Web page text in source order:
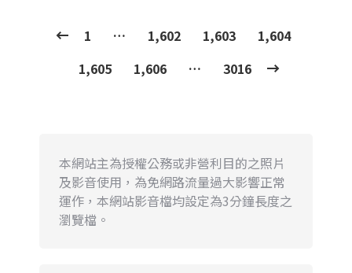
1 … 1,602 1,603
1,604
1,605
1,606 … 3016
本網站主為授權公務或非營利目的之照片
及影音使用，為免網路流量過大影響正常
運作，本網站影音檔均設定為3分鐘長度之
瀏覽檔。